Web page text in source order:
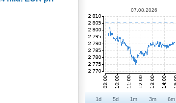
07.08.2026
1d 5d 1m 3m 6m